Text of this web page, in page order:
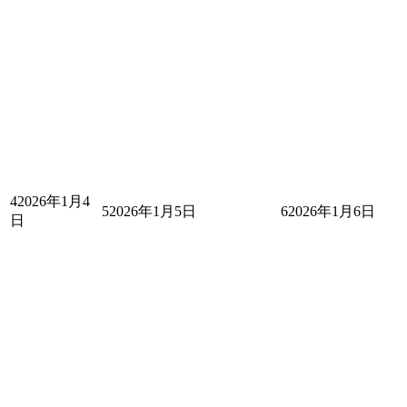
42026年1月4
日
52026年1月5日 62026年1月6日